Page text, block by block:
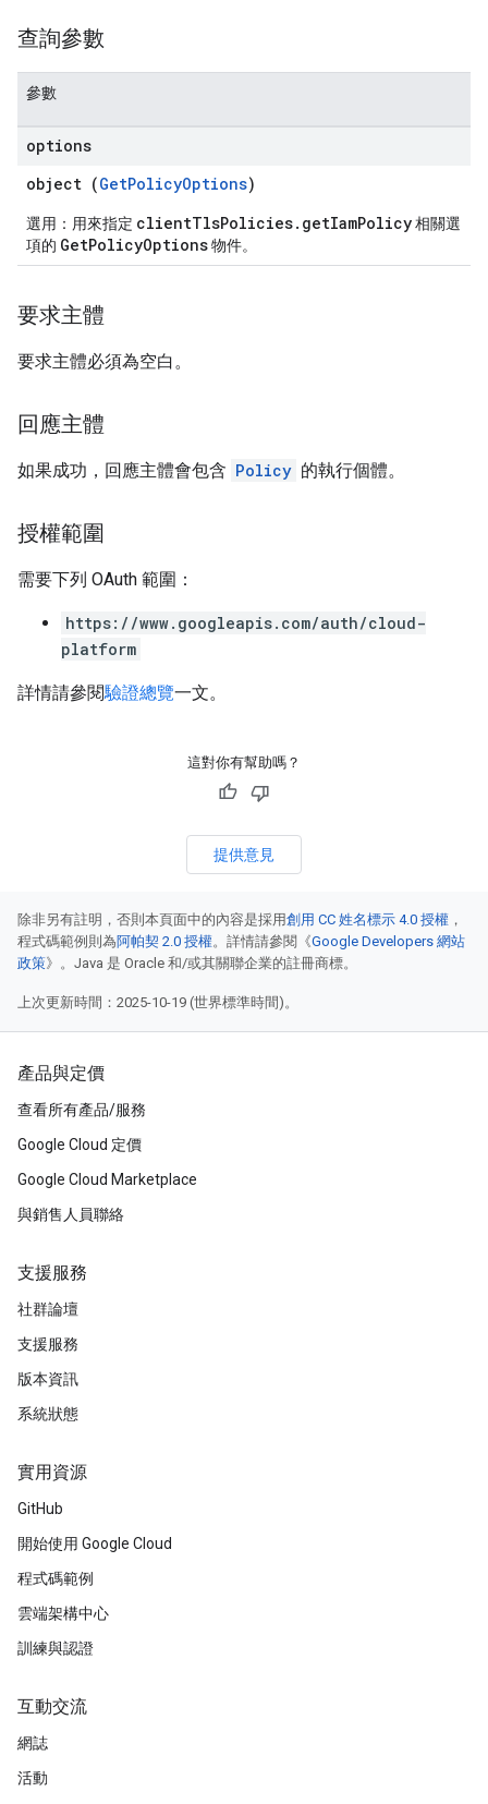
查詢參數
參數
options
object (GetPolicyOptions)
選用：用來指定 clientTlsPolicies.getIamPolicy相關選
項的 GetPolicyOptions物件。
要求主體
要求主體必須為空白。
回應主體
如果成功，回應主體會包含 Policy 的執行個體。
授權範圍
需要下列 OAuth 範圍：
https://www.googleapis.com/auth/cloud-
platform
詳情請參閱驗證總覽一文。
這對你有幫助嗎？
提供意見
除非另有註明，否則本頁面中的內容是採用創用 CC 姓名標示 4.0 授權 ，
程式碼範例則為阿帕契 2.0 授權。詳情請參閱《Google Developers 網站
政策》。Java 是 Oracle 和/或其關聯企業的註冊商標。
上次更新時間：2025-10-19 (世界標準時間)。
產品與定價
查看所有產品/服務
Google Cloud 定價
Google Cloud Marketplace
與銷售人員聯絡
支援服務
社群論壇
支援服務
版本資訊
系統狀態
實用資源
GitHub
開始使用 Google Cloud
程式碼範例
雲端架構中心
訓練與認證
互動交流
網誌
活動